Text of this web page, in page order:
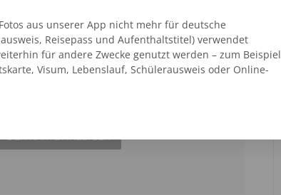
Verfügung.
DER KARTE ANZEIGEN
aus unserer App nicht mehr für deutsche
Reisepass und Aufenthaltstitel) verwendet
für andere Zwecke genutzt werden – zum Beispiel
Visum, Lebenslauf, Schülerausweis oder Online-